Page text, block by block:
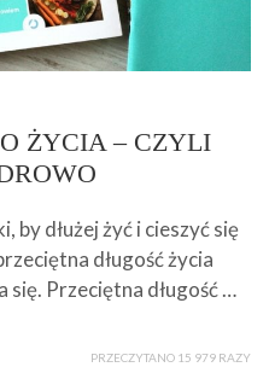
ŻYCIA – CZYLI
by dłużej żyć i cieszyć się
długość życia
się. Przeciętna długość …
PRZECZYTANO 15 979 RAZY